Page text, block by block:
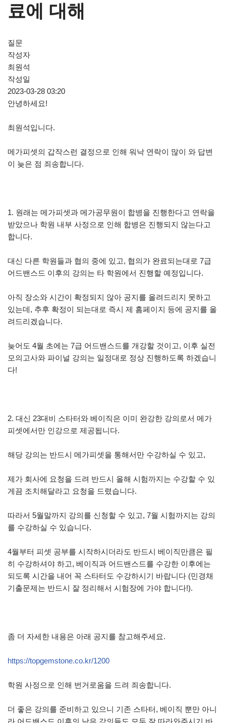
료에 대해
질문
작성자
최원석
작성일
2023-03-28 03:20
안녕하세요!
최원석입니다.
메가피셋의 갑작스런 결정으로 인해 워낙 연락이 많이 와 답변
이 늦은 점 죄송합니다.
1. 원래는 메가피셋과 메가공무원이 합병을 진행한다고 연락을
받았으나 학원 내부 사정으로 인해 합병은 진행되지 않는다고
합니다.
대신 다른 학원들과 협의 중에 있고, 협의가 완료되는대로 7급
어드밴스드 이후의 강의는 타 학원에서 진행할 예정입니다.
아직 장소와 시간이 확정되지 않아 공지를 올려드리지 못하고
있는데, 추후 확정이 되는대로 즉시 제 홈페이지 등에 공지를 올
려드리겠습니다.
늦어도 4월 초에는 7급 어드밴스드를 개강할 것이고, 이후 실전
모의고사와 파이널 강의는 일정대로 정상 진행하도록 하겠습니
다!
2. 대신 23대비 스타터와 베이직은 이미 완강한 강의로서 메가
피셋에서만 인강으로 제공됩니다.
해당 강의는 반드시 메가피셋을 통해서만 수강하실 수 있고,
제가 회사에 요청을 드려 반드시 올해 시험까지는 수강할 수 있
게끔 조치해달라고 요청을 드렸습니다.
따라서 5월말까지 강의를 신청할 수 있고, 7월 시험까지는 강의
를 수강하실 수 있습니다.
4월부터 피셋 공부를 시작하시더라도 반드시 베이직만큼은 필
히 수강하셔야 하고, 베이직과 어드밴스드를 수강한 이후에는
되도록 시간을 내어 꼭 스타터도 수강하시기 바랍니다 (민경채
기출문제는 반드시 잘 정리해서 시험장에 가야 합니다!).
좀 더 자세한 내용은 아래 공지를 참고해주세요.
https://topgemstone.co.kr/1200
학원 사정으로 인해 번거로움을 드려 죄송합니다.
더 좋은 강의를 준비하고 있으니 기존 스타터, 베이직 뿐만 아니
라 어드밴스드 이후의 남은 강의들도 모두 잘 따라와주시기 바